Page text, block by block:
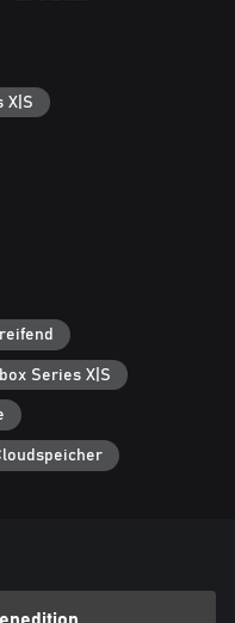
sehen, was sich in
während du deine
KI im
Ziele und einen
meistern musst.
zahlreichen
Saisons, um
X|S
Series X|S